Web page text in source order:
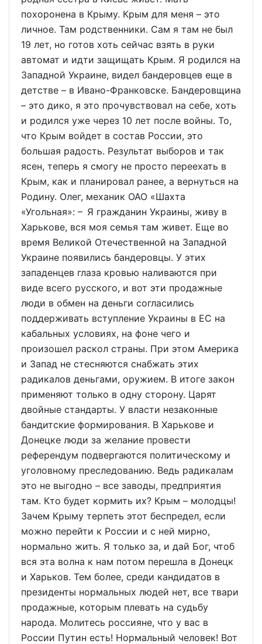
похоронена в Крыму. Крым для меня – это
личное. Там родственники. Сам я там не был
19 лет, но готов хоть сейчас взять в руки
автомат и идти защищать Крым. Я родился на
Западной Украине, видел бандеровцев еще в
детстве – в Ивано-Франковске. Бандеровщина
– это дико, я это прочувствовал на себе, хоть
и родился уже через 10 лет после войны. То,
что Крым войдет в состав России, это
большая радость. Результат выборов и так
ясен, теперь я смогу не просто переехать в
Крым, как и планировал ранее, а вернуться на
Родину. Олег, механик ОАО «Шахта
«Угольная»: – Я гражданин Украины, живу в
Харькове, вся моя семья там живет. Еще во
время Великой Отечественной на Западной
Украине появились бандеровцы. У этих
западенцев глаза кровью наливаются при
виде всего русского, и вот эти продажные
люди в обмен на деньги согласились
поддерживать вступление Украины в ЕС на
кабальных условиях, на фоне чего и
произошел раскол страны. При этом Америка
и Запад не стесняются снабжать этих
радикалов деньгами, оружием. В итоге закон
применяют только в одну сторону. Царят
двойные стандарты. У власти незаконные
бандитские формирования. В Харькове и
Донецке люди за желание провести
референдум подвергаются политическому и
уголовному преследованию. Ведь радикалам
это не выгодно – все заводы, предприятия
там. Кто будет кормить их? Крым – молодцы!
Зачем Крыму терпеть этот беспредел, если
можно перейти к России и с ней мирно,
нормально жить. Я только за, и дай Бог, чтоб
вся эта волна к нам потом перешла в Донецк
и Харьков. Тем более, среди кандидатов в
президенты нормальных людей нет, все твари
продажные, которым плевать на судьбу
народа. Молитесь россияне, что у вас в
России Путин есть! Нормальный человек! Вот